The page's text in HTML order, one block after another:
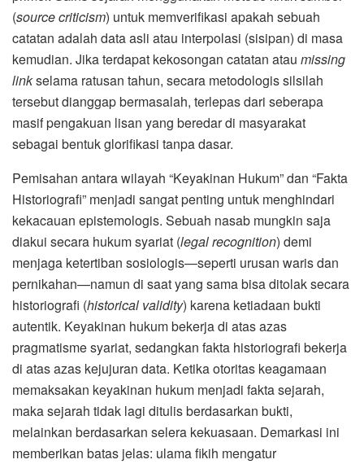
(source criticism) untuk memverifikasi apakah sebuah
catatan adalah data asli atau interpolasi (sisipan) di masa
kemudian. Jika terdapat kekosongan catatan atau missing
linkselama ratusan tahun, secara metodologis silsilah
tersebut dianggap bermasalah, terlepas dari seberapa
masif pengakuan lisan yang beredar di masyarakat
sebagai bentuk glorifikasi tanpa dasar.
Pemisahan antara wilayah “Keyakinan Hukum” dan “Fakta
Historiografi” menjadi sangat penting untuk menghindari
kekacauan epistemologis. Sebuah nasab mungkin saja
diakui secara hukum syariat (legal recognition) demi
menjaga ketertiban sosiologis—seperti urusan waris dan
pernikahan—namun di saat yang sama bisa ditolak secara
historiografi (historical validity) karena ketiadaan bukti
autentik. Keyakinan hukum bekerja di atas azas
pragmatisme syariat, sedangkan fakta historiografi bekerja
di atas azas kejujuran data. Ketika otoritas keagamaan
memaksakan keyakinan hukum menjadi fakta sejarah,
maka sejarah tidak lagi ditulis berdasarkan bukti,
melainkan berdasarkan selera kekuasaan. Demarkasi ini
memberikan batas jelas: ulama fikih mengatur